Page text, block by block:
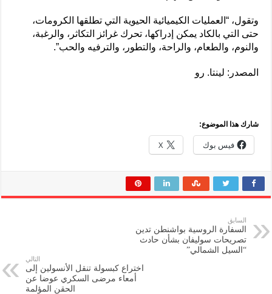
وتقول، “العمليات الكيميائية الحيوية التي تطلقها الكرومات،
حتى التي بالكاد يمكن إدراكها، تحرك غرائز التكاثر، والرغبة،
والنوم، والطعام، والراحة، والتطور، والترفيه والحب”.
المصدر: لينتا. رو
شارك هذا الموضوع:
فيس بوك X
السابق
السفارة الروسية بواشنطن تدين
تصريحات سوليفان بشأن حادث
“السيل الشمالي”
التالي
اختراع كبسولة تنقل الأنسولين إلى
أمعاء مرضى السكري عوضا عن
الحقن المؤلمة